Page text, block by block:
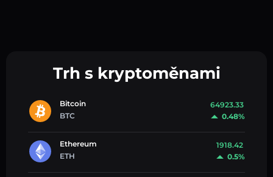
Trh s kryptoměnami
Bitcoin
BTC
64923.33
0.48%
Ethereum
ETH
1918.42
0.5%